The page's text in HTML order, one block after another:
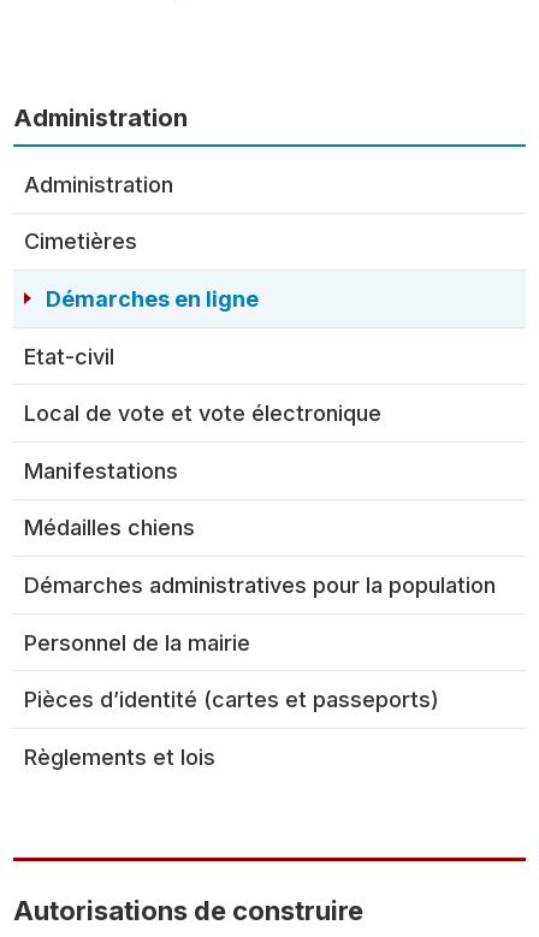
Administration
Administration
Cimetières
Démarches en ligne
Etat-civil
Local de vote et vote électronique
Manifestations
Médailles chiens
Démarches administratives pour la population
Personnel de la mairie
Pièces d’identité (cartes et passeports)
Règlements et lois
Autorisations de construire